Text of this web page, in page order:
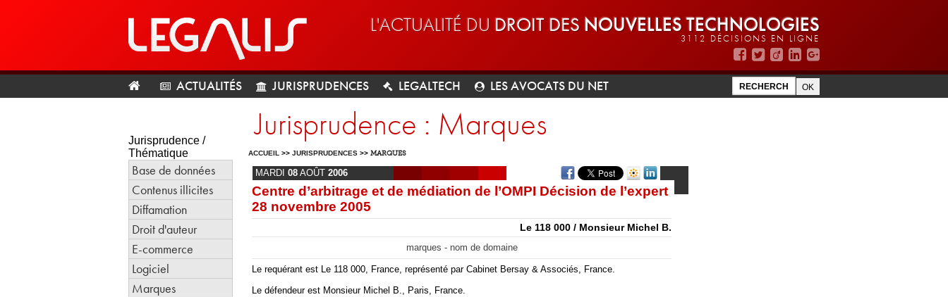
L'ACTUALITÉ DU DROIT DES NOUVELLES TECHNOLOGIES
3112 DÉCISIONS EN LIGNE
ACTUALITÉS JURISPRUDENCES LEGALTECH LES AVOCATS DU NET
Jurisprudence /
Thématique
Base de données
Contenus illicites
Diffamation
Droit d'auteur
E-commerce
Logiciel
Marques
Jurisprudence : Marques
ACCUEIL >> JURISPRUDENCES >> MARQUES
MARDI 08 AOÛT 2006
Centre d’arbitrage et de médiation de l’OMPI Décision de l’expert
28 novembre 2005
Le 118 000 / Monsieur Michel B.
marques - nom de domaine
Le requérant est Le 118 000, France, représenté par Cabinet Bersay & Associés, France.
Le défendeur est Monsieur Michel B., Paris, France.